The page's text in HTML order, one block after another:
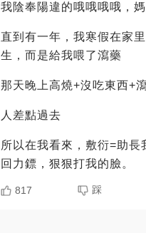
我陰奉陽違的哦哦哦哦，
直到有一年，我寒假在家
生，而是給我喂了瀉藥
那天晚上高燒+沒吃東西+
人差點過去
所以在我看來，敷衍=助
回力鏢，狠狠打我的臉。
817 踩